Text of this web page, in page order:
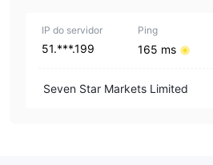
IP do servidor
51.***.199
Ping
165 ms
Seven Star Markets Limited